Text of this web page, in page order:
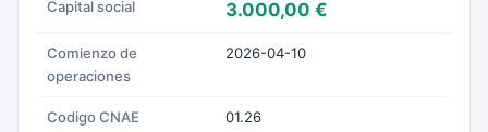
Capital social 3.000,00 €
Comienzo de
operaciones
2026-04-10
Codigo CNAE 01.26